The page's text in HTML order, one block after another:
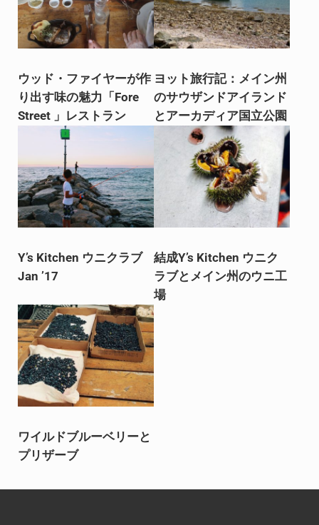
ウッド・ファイヤーが作
り出す味の魅力「Fore
Street 」レストラン
ヨット旅行記：メイン州
のサウザンドアイランド
とアーカディア国立公園
Y’s Kitchen ウニクラブ
Jan ’17
結成Y’s Kitchen ウニク
ラブとメイン州のウニ工
場
ワイルドブルーベリーと
プリザーブ